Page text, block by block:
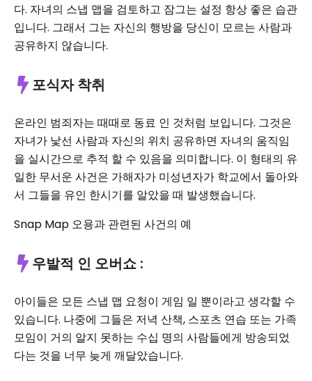
다. 자녀의 스냅 맵을 검토하고 잠그는 설정 항상 좋은 습관
입니다. 그래서 그는 자신의 행방을 당신이 모르는 사람과
공유하지 않습니다.
포식자 착취
온라인 범죄자는 때때로 동료 인 것처럼 보입니다. 그것은
자녀가 낯선 사람과 자신의 위치 ​​공유하면 자녀의 움직임
을 실시간으로 추적 할 수 있음을 의미합니다. 이 형태의 유
일한 무서운 사건은 가해자가 미성년자가 학교에서 돌아와
서 그들을 유인 한시기를 알았을 때 발생했습니다.
Snap Map 오용과 관련된 사건의 예
우발적 인 오버쇼 :
아이들은 모든 스냅 맵 요청이 게임 일 뿐이라고 생각할 수
있습니다. 나중에 그들은 저녁 산책, 스포츠 연습 또는 가족
모임이 거의 알지 못하는 수십 명의 사람들에게 방송되었
다는 것을 너무 늦게 깨달았습니다.